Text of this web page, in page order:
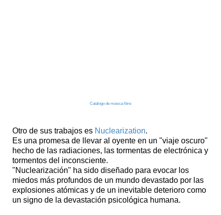
Catálogo de música libre
Otro de sus trabajos es Nuclearization.
Es una promesa de llevar al oyente en un "viaje oscuro"
hecho de las radiaciones, las tormentas de electrónica y
tormentos del inconsciente.
"Nuclearización" ha sido diseñado para evocar los
miedos más profundos de un mundo devastado por las
explosiones atómicas y de un inevitable deterioro como
un signo de la devastación psicológica humana.